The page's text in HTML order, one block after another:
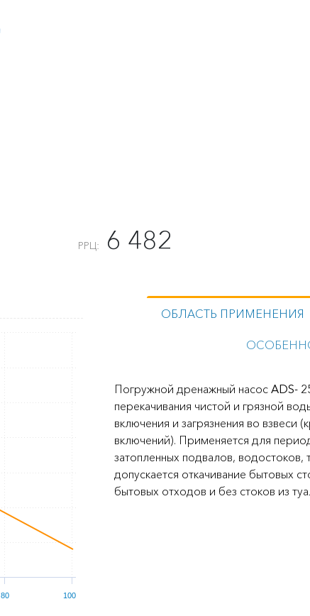
РРЦ: 6 482
80 100
ОБЛАСТЬ ПРИМЕНЕНИЯ
Погружной дренажный насос ADS-
перекачивания чистой и грязной
включения и загрязнения во взвеси
включений). Применяется для
затопленных подвалов, водостоков,
допускается откачивание бытовых
бытовых отходов и без стоков из